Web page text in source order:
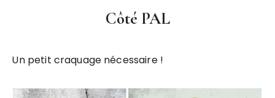
Côté PAL
Un petit craquage nécessaire !